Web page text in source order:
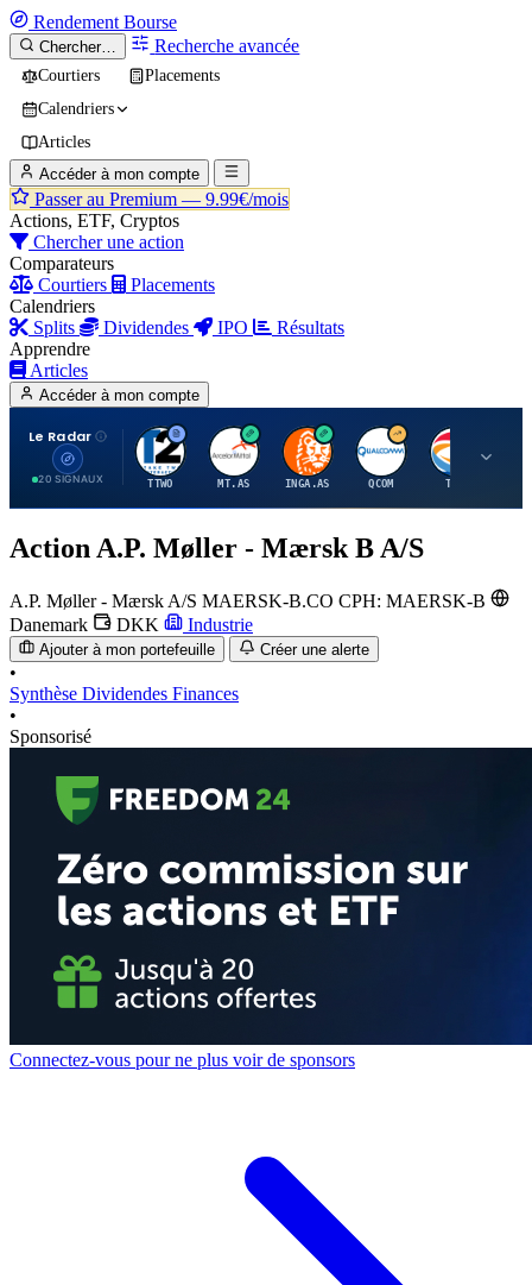
Rendement Bourse
Chercher… Recherche avancée
Courtiers
Placements
Calendriers
Articles
Accéder à mon compte
Passer au Premium — 9.99€/mois
Actions, ETF, Cryptos
Chercher une action
Comparateurs
Courtiers
Placements
Calendriers
Splits
Dividendes IPO
Résultats
Apprendre
Articles
Accéder à mon compte
Le Radar
20 SIGNAUX
T
TTWO
A
MT.AS
I
INGA.AS
Q
QCOM
T
TTE
Action A.P. Møller - Mærsk B A/S
A.P. Møller - Mærsk A/S MAERSK-B.CO CPH: MAERSK-B
Danemark
DKK Industrie
Ajouter à mon portefeuille Créer une alerte
•
Synthèse Dividendes Finances
•
Sponsorisé
Connectez-vous pour ne plus voir de sponsors